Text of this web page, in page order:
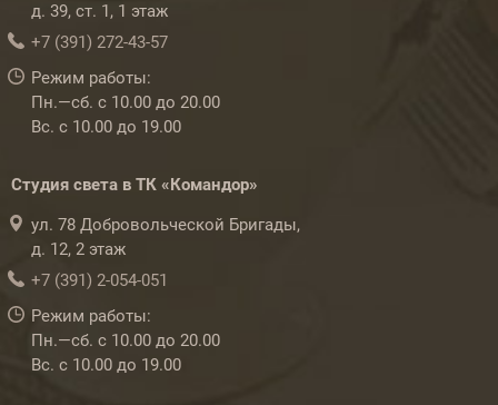
д. 39, ст. 1, 1 этаж
+7 (391) 272-43-57
Режим работы:
Пн.—сб. с 10.00 до 20.00
Вс. с 10.00 до 19.00
Студия света в ТК «Командор»
ул. 78 Добровольческой Бригады,
д. 12, 2 этаж
+7 (391) 2-054-051
Режим работы:
Пн.—сб. с 10.00 до 20.00
Вс. с 10.00 до 19.00